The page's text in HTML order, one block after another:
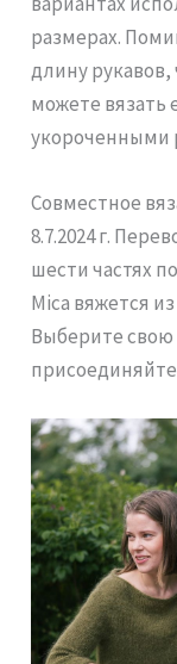
размерах.
длину рукавов,
можете вязать
укороченными
Совместное
8.7.2024 г.
шести частях
Mica вяжется
Выберите свою